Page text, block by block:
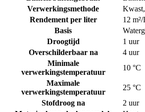
Verwerkingsmethode
Kwast,
Rendement per liter
12
Basis
Droogtijd
1 uur
Overschilderbaar na
4 uur
Minimale
verwerkingstemperatuur
10 °C
Maximale
verwerkingstemperatuur
25 °C
Stofdroog na
2 uur